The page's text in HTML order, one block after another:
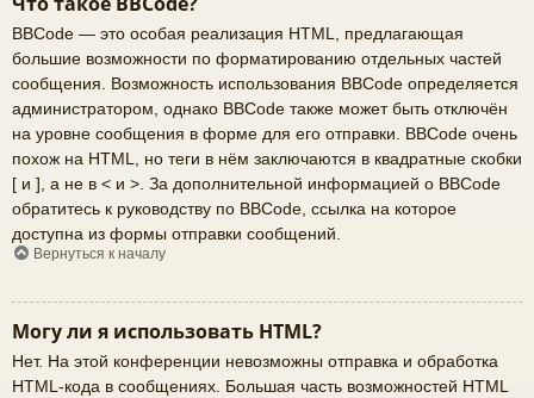
BBCode — это особая реализация HTML, предлагающая
большие возможности по форматированию отдельных частей
сообщения. Возможность использования BBCode определяется
администратором, однако BBCode также может быть отключён
на уровне сообщения в форме для его отправки. BBCode очень
похож на HTML, но теги в нём заключаются в квадратные скобки
[ и ], а не в < и >. За дополнительной информацией о BBCode
обратитесь к руководству по BBCode, ссылка на которое
доступна из формы отправки сообщений.
Вернуться к началу
Могу ли я использовать HTML?
Нет. На этой конференции невозможны отправка и обработка
HTML-кода в сообщениях. Большая часть возможностей HTML